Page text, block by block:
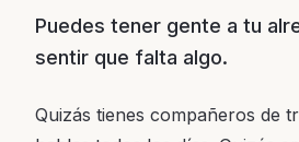
Puedes tener gente a tu
sentir que falta algo.
Quizás tienes compañeros de